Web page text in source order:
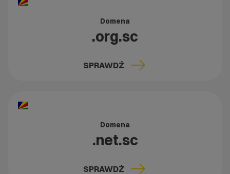
Domena
.org.sc
SPRAWDŹ
Domena
.net.sc
SPRAWDŹ